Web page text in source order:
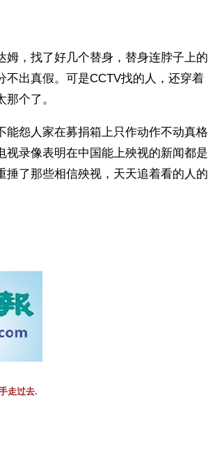
，找了好几个替身，替身连脖子上的
出真假。可是CCTV找的人，还穿着
个了。
怨人家在募捐箱上只作动作不动真格
录像表明在中国能上殃视的新闻都是
了那些相信殃视，天天追着看的人的
走过去.